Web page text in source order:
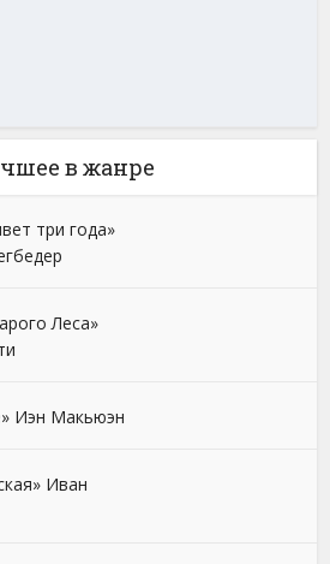
в жанре
три года»
Леса»
Иэн Макьюэн
Иван